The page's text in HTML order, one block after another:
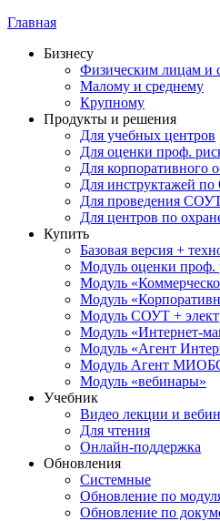
Главная
Бизнесу
Физическим лицам и
Малому и среднему
Крупному
Продукты и решения
Для учебных центров
Для оценки проф.
Для корпоративного
Для инструктажей
Для проведения
Для центров по
Купить
Базовая версия +
Модуль оценки проф.
Модуль
Модуль
Модуль СОУТ +
Модуль «Интернет-
Модуль «Агент
Модуль Агент
Модуль «вебинары»
Учебник
Видео лекции и
Для чтения
Онлайн-поддержка
Обновления
Системные
Обновление по
Обновление по